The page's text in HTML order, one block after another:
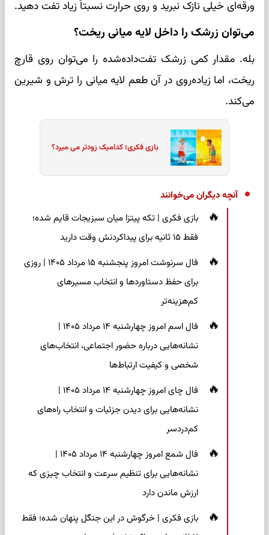
ورقه‌ای خیلی نازک نبرید و روی حرارت نسبتاً زیاد تفت دهید.
می‌توان زرشک را داخل لایه میانی ریخت؟
بله. مقدار کمی زرشک تفت‌داده‌شده را می‌توان روی قارچ
ریخت، اما زیاده‌روی در آن طعم لایه میانی را ترش و شیرین
می‌کند.
بازی فکری؛ کدامیک زودتر می میرد؟
آنچه دیگران می‌خوانند
بازی فکری | تکه پیتزا میان سبزیجات قایم شده؛
فقط ۱۵ ثانیه برای پیداکردنش وقت دارید
فال سرنوشت امروز پنجشنبه ۱۵ مرداد ۱۴۰۵ | روزی
برای حفظ دستاوردها و انتخاب مسیرهای
کم‌هزینه‌تر
فال اسم امروز چهارشنبه ۱۴ مرداد ۱۴۰۵ |
نشانه‌هایی درباره حضور اجتماعی، انتخاب‌های
شخصی و کیفیت ارتباط‌ها
فال چای امروز چهارشنبه ۱۴ مرداد ۱۴۰۵ |
نشانه‌هایی برای دیدن جزئیات و انتخاب راه‌های
کم‌دردسر
فال شمع امروز چهارشنبه ۱۴ مرداد ۱۴۰۵ |
نشانه‌هایی برای تنظیم سرعت و انتخاب چیزی که
ارزش ماندن دارد
بازی فکری | خرگوش در این جنگل پنهان شده؛ فقط